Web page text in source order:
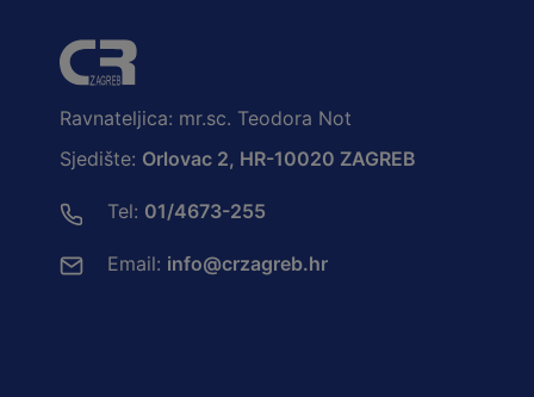
Ravnateljica: mr.sc. Teodora Not
Sjedište: Orlovac 2, HR-10020 ZAGREB
Tel: 01/4673-255
Email: info@crzagreb.hr